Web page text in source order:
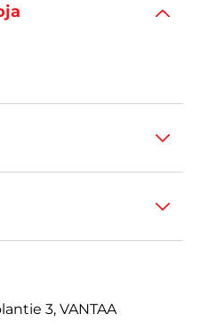
3, VANTAA